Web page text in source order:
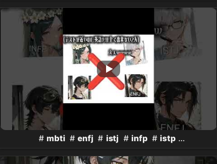
# mbti # enfj # istj # infp # istp
#mbtipersonalitytypes